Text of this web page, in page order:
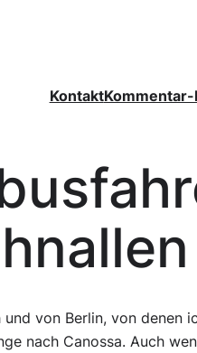
KontaktKommentar-
und von Berlin, von denen
nach Canossa. Auch